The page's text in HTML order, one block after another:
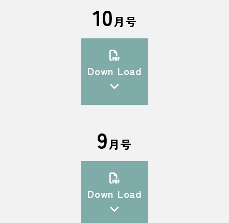
10月号
Down Load
9月号
Down Load